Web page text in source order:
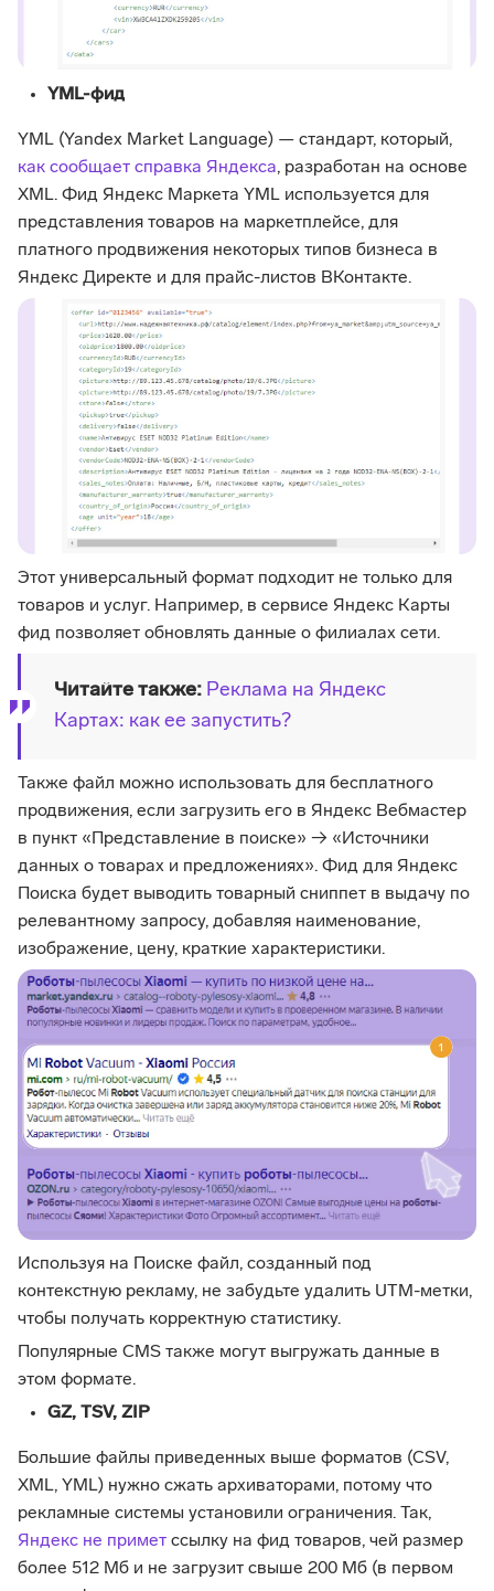
YML-фид
YML (Yandex Market Language) — стандарт, который,
как сообщает справка Яндекса, разработан на основе
XML. Фид Яндекс Маркета YML используется для
представления товаров на маркетплейсе, для
платного продвижения некоторых типов бизнеса в
Яндекс Директе и для прайс-листов ВКонтакте.
Этот универсальный формат подходит не только для
товаров и услуг. Например, в сервисе Яндекс Карты
фид позволяет обновлять данные о филиалах сети.
Читайте также: Реклама на Яндекс
Картах: как ее запустить?
Также файл можно использовать для бесплатного
продвижения, если загрузить его в Яндекс Вебмастер
в пункт «Представление в поиске» → «Источники
данных о товарах и предложениях». Фид для Яндекс
Поиска будет выводить товарный сниппет в выдачу по
релевантному запросу, добавляя наименование,
изображение, цену, краткие характеристики.
Используя на Поиске файл, созданный под
контекстную рекламу, не забудьте удалить UTM-метки,
чтобы получать корректную статистику.
Популярные CMS также могут выгружать данные в
этом формате.
GZ, TSV, ZIP
Большие файлы приведенных выше форматов (CSV,
XML, YML) нужно сжать архиваторами, потому что
рекламные системы установили ограничения. Так,
Яндекс не примет ссылку на фид товаров, чей размер
более 512 Мб и не загрузит свыше 200 Мб (в первом